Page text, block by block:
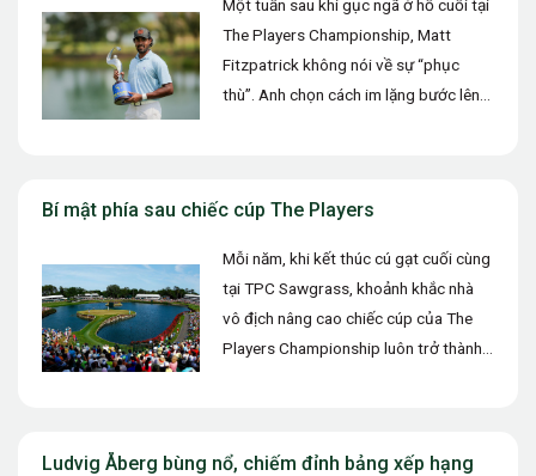
Một tuần sau khi gục ngã ở hố cuối tại
The Players Championship, Matt
Fitzpatrick không nói về sự “phục
thù”. Anh chọn cách im lặng bước lên,
Mỗi năm, khi kết thúc cú gạt cuối cùng
tại TPC Sawgrass, khoảnh khắc nhà
vô địch nâng cao chiếc cúp của The
Players Championship luôn trở thành
Ludvig Åberg bùng nổ, chiếm đỉnh bảng xếp hạng